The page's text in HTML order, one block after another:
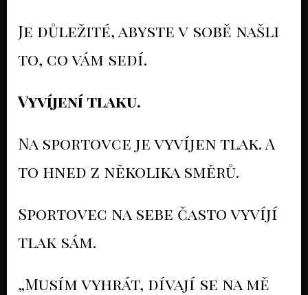
Je důležité, abyste v sobě našli
to, co vám sedí.
Vyvíjení tlaku.
Na sportovce je vyvíjen tlak. A
to hned z několika směrů.
Sportovec na sebe často vyvíjí
tlak sám.
„Musím vyhrát, dívají se na mě